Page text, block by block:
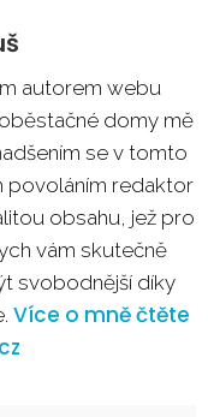
autorem webu
domy mě
se v tomto
povoláním redaktor
obsahu, jež pro
vám skutečně
svobodnější díky
Více o mně čtěte